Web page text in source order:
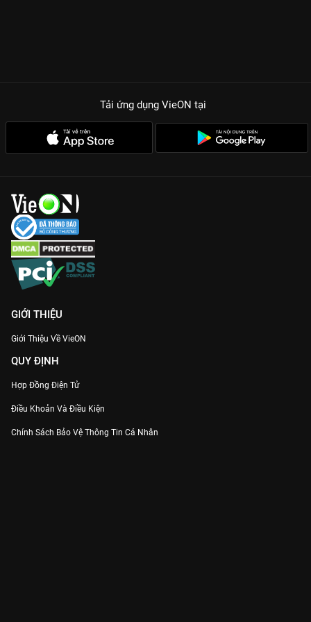
Tải ứng dụng VieON tại
GIỚI THIỆU
Giới Thiệu Về VieON
QUY ĐỊNH
Hợp Đồng Điện Tử
Điều Khoản Và Điều Kiện
Chính Sách Bảo Vệ Thông Tin Cá Nhân